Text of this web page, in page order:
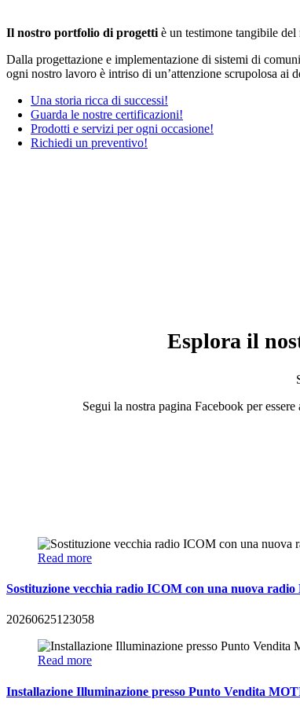
Il nostro portfolio di progetti è un testimone tangibile
Dalla progettazione e implementazione di sistemi di
ogni nostro lavoro è intriso di un’attenzione scrupolosa ai
Una storia ricca di successi!
Guarda le nostre certificazioni!
Prodotti e servizi per ogni occasione!
Richiedi un preventivo!
Esplora il
Segui la nostra pagina Facebook per
Read more
Sostituzione vecchia radio ICOM con una nuova
20260625123058
Read more
Installazione Illuminazione presso Punto Vendita